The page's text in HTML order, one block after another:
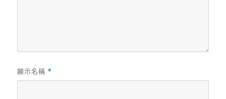
顯示名稱 *